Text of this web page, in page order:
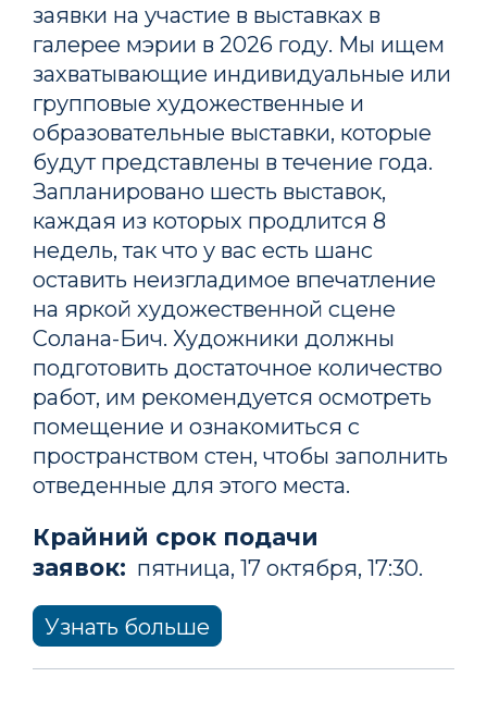
заявки на участие в выставках в
галерее мэрии в 2026 году. Мы ищем
захватывающие индивидуальные или
групповые художественные и
образовательные выставки, которые
будут представлены в течение года.
Запланировано шесть выставок,
каждая из которых продлится 8
недель, так что у вас есть шанс
оставить неизгладимое впечатление
на яркой художественной сцене
Солана-Бич. Художники должны
подготовить достаточное количество
работ, им рекомендуется осмотреть
помещение и ознакомиться с
пространством стен, чтобы заполнить
отведенные для этого места.
Крайний срок подачи
заявок: пятница, 17 октября, 17:30.
Узнать больше